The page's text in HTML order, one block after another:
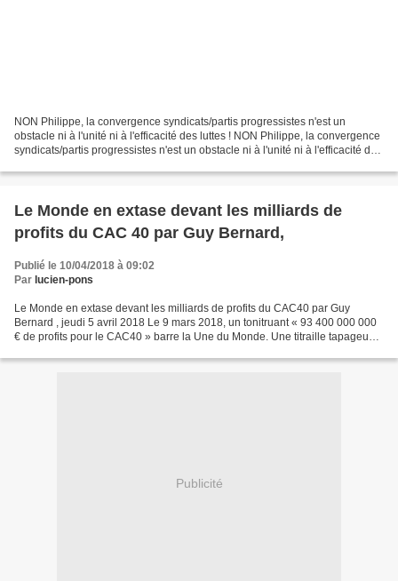
NON Philippe, la convergence syndicats/partis progressistes n'est un
obstacle ni à l'unité ni à l'efficacité des luttes ! NON Philippe, la convergence
syndicats/partis progressistes n'est un obstacle ni à l'unité ni à l'efficacité des
Le Monde en extase devant les milliards de
profits du CAC 40 par Guy Bernard,
Publié le 10/04/2018 à 09:02
Par lucien-pons
Le Monde en extase devant les milliards de profits du CAC40 par Guy
Bernard , jeudi 5 avril 2018 Le 9 mars 2018, un tonitruant « 93 400 000 000
€ de profits pour le CAC40 » barre la Une du Monde. Une titraille tapageuse
Publicité